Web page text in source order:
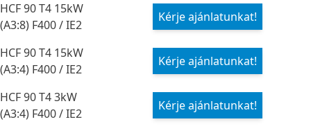
HCF 90 T4 15kW
(A3:8) F400 / IE2
Kérje ajánlatunkat!
HCF 90 T4 15kW
(A3:4) F400 / IE2
Kérje ajánlatunkat!
HCF 90 T4 3kW
(A3:4) F400 / IE2
Kérje ajánlatunkat!